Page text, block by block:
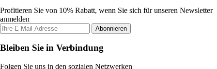
Profitieren Sie von 10% Rabatt, wenn Sie sich für unseren Newsletter
anmelden
Abonnieren
Bleiben Sie in Verbindung
Folgen Sie uns in den sozialen Netzwerken